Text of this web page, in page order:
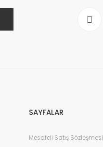
SAYFALAR
Mesafeli Satış Sözleşmesi